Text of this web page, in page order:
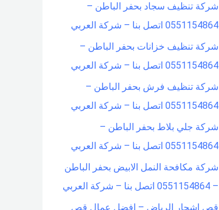
شركة تنظيف سجاد بحفر الباطن –
0551154864 اتصل بنا – شركة العربي
شركة تنظيف خزانات بحفر الباطن –
0551154864 اتصل بنا – شركة العربي
شركة تنظيف فرش بحفر الباطن –
0551154864 اتصل بنا – شركة العربي
شركة جلي بلاط بحفر الباطن –
0551154864 اتصل بنا – شركة العربي
شركة مكافحة النمل الابيض بحفر الباطن
– 0551154864 اتصل بنا – شركة العربي
قص اشجار الرياض – افضل عمال قص